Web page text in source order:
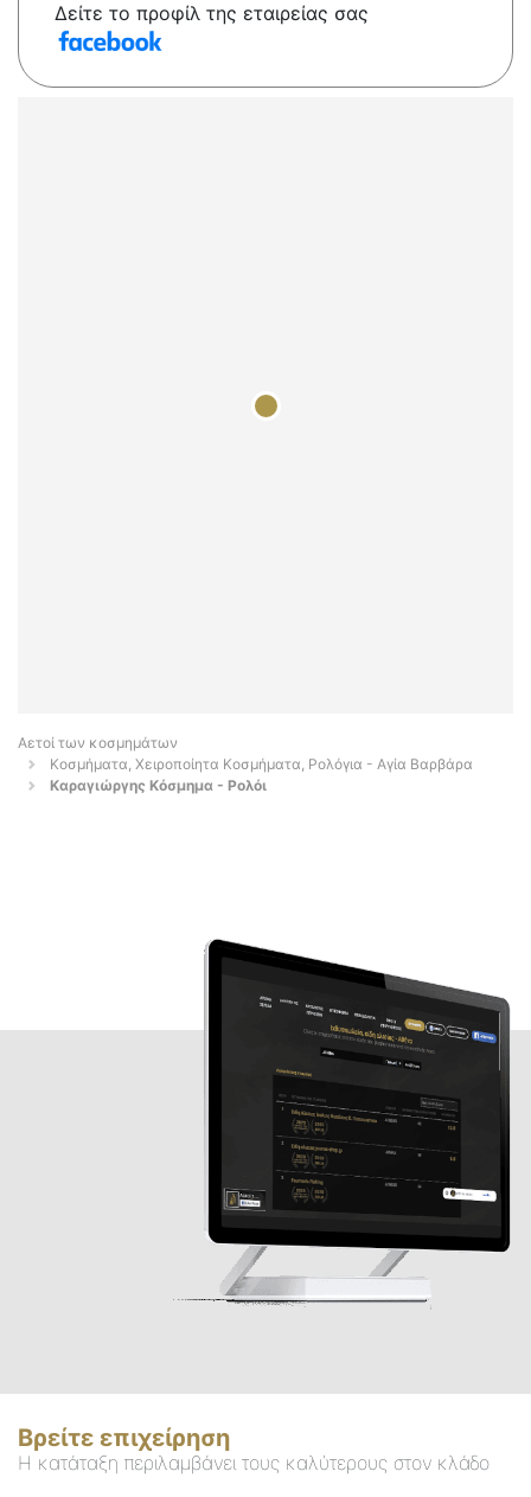
Δείτε το προφίλ της εταιρείας σας
Αετοί των κοσμημάτων
Κοσμήματα, Χειροποίητα Κοσμήματα, Ρολόγια - Αγία Βαρβάρα
Καραγιώργης Κόσμημα - Ρολόι
Βρείτε επιχείρηση
Η κατάταξη περιλαμβάνει τους καλύτερους στον κλάδο